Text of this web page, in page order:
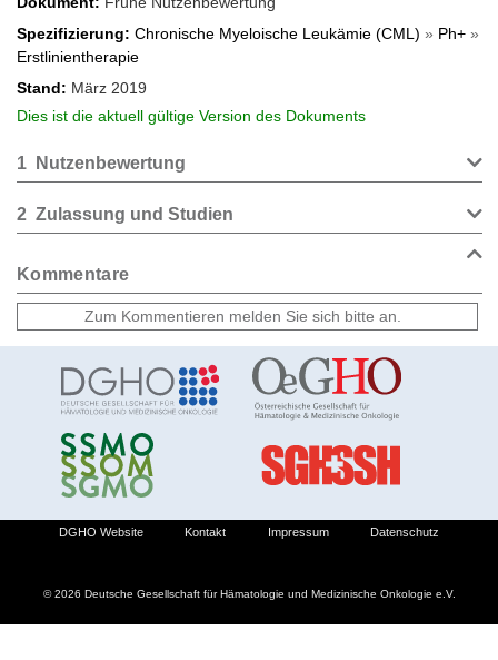
Spezifizierung
Chronische Myeloische Leukämie (CML) » Ph+ »
Erstlinientherapie
Stand
März 2019
Dies ist die aktuell gültige Version des Dokuments
1 Nutzenbewertung
2 Zulassung und Studien
Kommentare
© 2026 Deutsche Gesellschaft für Hämatologie und Medizinische Onkologie e.V.
DGHO Website Kontakt Impressum Datenschutz